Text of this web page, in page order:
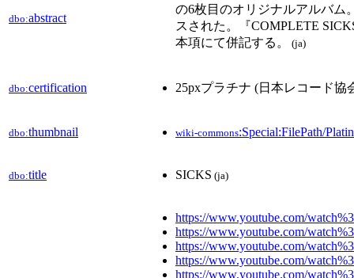
dbo:abstract
の6枚目のオリジナルアルバム
スされた。『COMPLETE
本項にて併記する。
(ja)
dbo:certification 25pxプラチナ (日本レコード協
dbo:thumbnail wiki-commons:Special:FilePath/
dbo:title SICKS (ja)
https://www.youtube.com/
https://www.youtube.com/
https://www.youtube.com/
https://www.youtube.com/
https://www.youtube.com/